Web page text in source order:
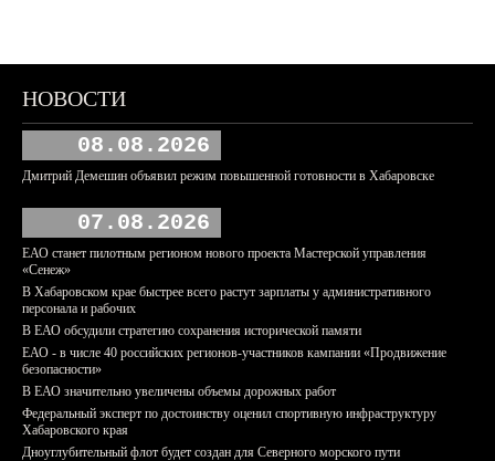
НОВОСТИ
08.08.2026
Дмитрий Демешин объявил режим повышенной готовности в Хабаровске
07.08.2026
ЕАО станет пилотным регионом нового проекта Мастерской управления
«Сенеж»
В Хабаровском крае быстрее всего растут зарплаты у административного
персонала и рабочих
В ЕАО обсудили стратегию сохранения исторической памяти
ЕАО - в числе 40 российских регионов-участников кампании «Продвижение
безопасности»
В ЕАО значительно увеличены объемы дорожных работ
Федеральный эксперт по достоинству оценил спортивную инфраструктуру
Хабаровского края
Дноуглубительный флот будет создан для Северного морского пути